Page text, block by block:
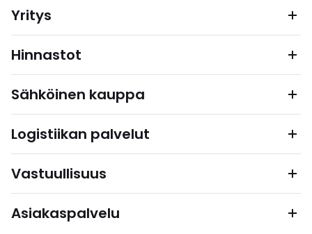
Yritys
Hinnastot
Sähköinen kauppa
Logistiikan palvelut
Vastuullisuus
Asiakaspalvelu